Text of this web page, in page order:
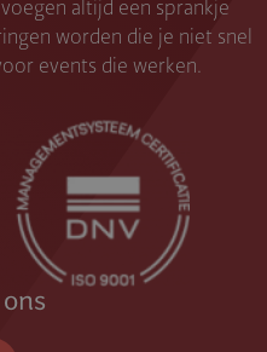
altijd een sprankje
worden die je niet snel
events die werken.